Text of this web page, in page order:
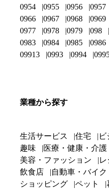
0954
0955 0956 0957
0966
0967 0968 0969
0977
0978 0979 098
0983
0984 0985 0986
09913
0993 0994
業種から探す
生活サービス 住宅 ビ
趣味
医療・健康・介護
美容・ファッション
飲食店
自動車・バイク
ショッピング
ペット